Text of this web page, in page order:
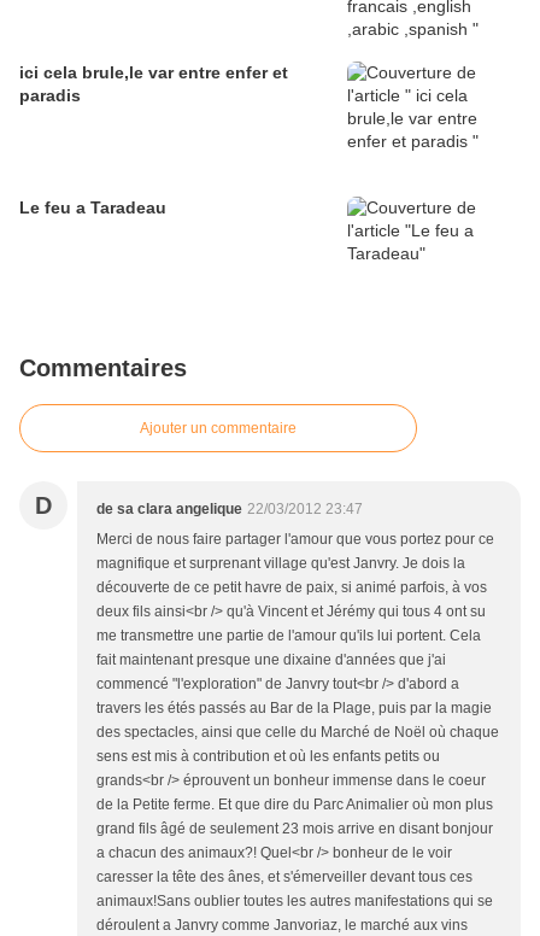
ici cela brule,le var entre enfer et
paradis
Le feu a Taradeau
Commentaires
Ajouter un commentaire
D de sa clara angelique 22/03/2012 23:47
Merci de nous faire partager l'amour que vous portez pour ce
magnifique et surprenant village qu'est Janvry. Je dois la
découverte de ce petit havre de paix, si animé parfois, à vos
deux fils ainsi<br /> qu'à Vincent et Jérémy qui tous 4 ont su
me transmettre une partie de l'amour qu'ils lui portent. Cela
fait maintenant presque une dixaine d'années que j'ai
commencé "l'exploration" de Janvry tout<br /> d'abord a
travers les étés passés au Bar de la Plage, puis par la magie
des spectacles, ainsi que celle du Marché de Noël où chaque
sens est mis à contribution et où les enfants petits ou
grands<br /> éprouvent un bonheur immense dans le coeur
de la Petite ferme. Et que dire du Parc Animalier où mon plus
grand fils âgé de seulement 23 mois arrive en disant bonjour
a chacun des animaux?! Quel<br /> bonheur de le voir
caresser la tête des ânes, et s'émerveiller devant tous ces
animaux!Sans oublier toutes les autres manifestations qui se
déroulent a Janvry comme Janvoriaz, le marché aux vins